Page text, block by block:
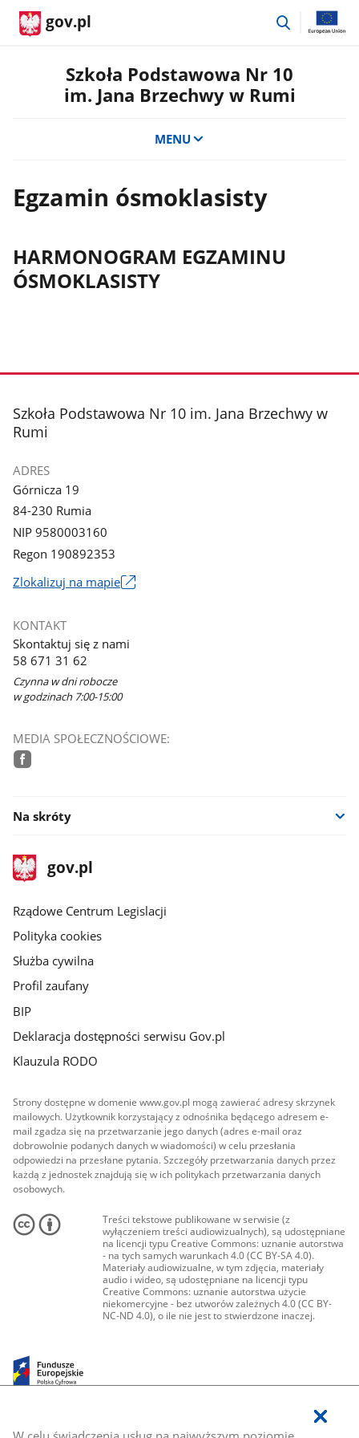
gov.pl
przejdź
Szkoła Podstawowa Nr 10
im. Jana Brzechwy w Rumi
MENU
Egzamin ósmoklasisty
HARMONOGRAM EGZAMINU
ÓSMOKLASISTY
stopka
Szkoła Podstawowa Nr 10 im. Jana Brzechwy w
Rumi
ADRES
Górnicza 19
84-230 Rumia
NIP 9580003160
Regon 190892353
Zlokalizuj na mapieLink
nowym
KONTAKT
Skontaktuj się z nami
58 671 31 62
Czynna w dni robocze
w godzinach 7:00-15:00
MEDIA SPOŁECZNOŚCIOWE:
Na skróty
stopka
gov.plStrona
gov.pl
Rządowe Centrum Legislacji
Polityka cookies
Służba cywilna
Profil zaufany
BIP
Deklaracja dostępności serwisu Gov.pl
Klauzula RODO
Strony dostępne w domenie www.gov.pl mogą zawierać adresy skrzynek
mailowych. Użytkownik korzystający z odnośnika będącego adresem e-
mail zgadza się na przetwarzanie jego danych (adres e-mail oraz
dobrowolnie podanych danych w wiadomości) w celu przesłania
odpowiedzi na przesłane pytania. Szczegóły przetwarzania danych przez
każdą z jednostek znajdują się w ich politykach przetwarzania danych
osobowych.
Treści tekstowe publikowane w serwisie (z
wyłączeniem treści audiowizualnych), są udostępniane
na licencji typu Creative Commons: uznanie autorstwa
- na tych samych warunkach 4.0 (CC BY-SA 4.0).
Materiały audiowizualne, w tym zdjęcia, materiały
audio i wideo, są udostępniane na licencji typu
Creative Commons: uznanie autorstwa użycie
niekomercyjne - bez utworów zależnych 4.0 (CC BY-
NC-ND 4.0), o ile nie jest to stwierdzone inaczej.